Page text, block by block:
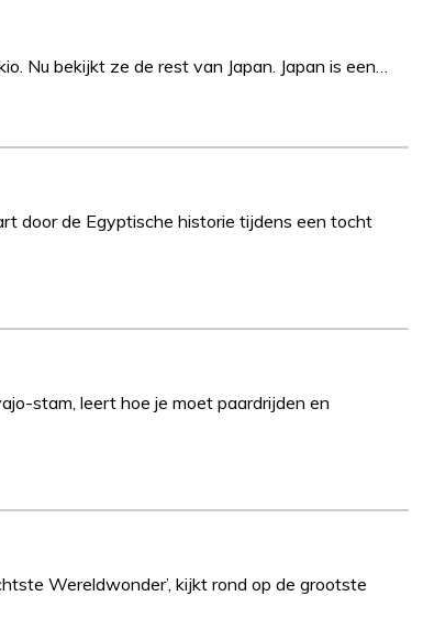
Nu bekijkt ze de rest van Japan. Japan is een…
door de Egyptische historie tijdens een tocht
stam, leert hoe je moet paardrijden en
Wereldwonder’, kijkt rond op de grootste